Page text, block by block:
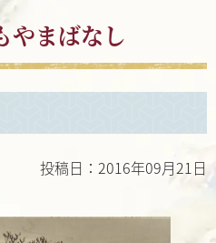
やまばなし
投稿日：2016年09月21日